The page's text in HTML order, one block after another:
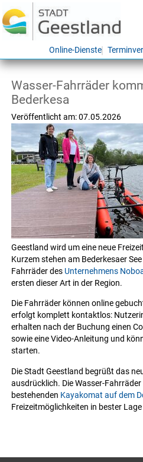
Online-Dienste
Wasser-Fahrräder
Bederkesa
Veröffentlicht am:07.05.2026
Geestland wird um eine neue
Kurzem stehen am Bederkesaer
Fahrräder des Unternehmens
ersten dieser Art in der Region.
Die Fahrräder können online
erfolgt komplett kontaktlos:
erhalten nach der Buchung einen
sowie eine Video-Anleitung und
starten.
Die Stadt Geestland begrüßt das
ausdrücklich. Die Wasser-
bestehenden Kayakomat auf dem
Freizeitmöglichkeiten in bester